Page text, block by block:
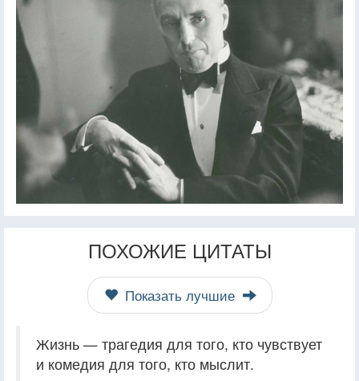
ПОХОЖИЕ ЦИТАТЫ
Показать лучшие
Жизнь — трагедия для того, кто чувствует
и комедия для того, кто мыслит.